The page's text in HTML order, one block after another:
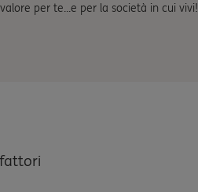
valore per te...e per la società in cui vivi!